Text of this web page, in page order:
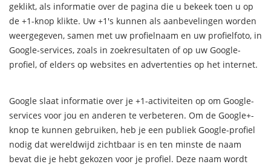
geklikt, als informatie over de pagina die u bekeek toen u op
de +1-knop klikte. Uw +1's kunnen als aanbevelingen worden
weergegeven, samen met uw profielnaam en uw profielfoto, in
Google-services, zoals in zoekresultaten of op uw Google-
profiel, of elders op websites en advertenties op het internet.
Google slaat informatie over je +1-activiteiten op om Google-
services voor jou en anderen te verbeteren. Om de Google+-
knop te kunnen gebruiken, heb je een publiek Google-profiel
nodig dat wereldwijd zichtbaar is en ten minste de naam
bevat die je hebt gekozen voor je profiel. Deze naam wordt